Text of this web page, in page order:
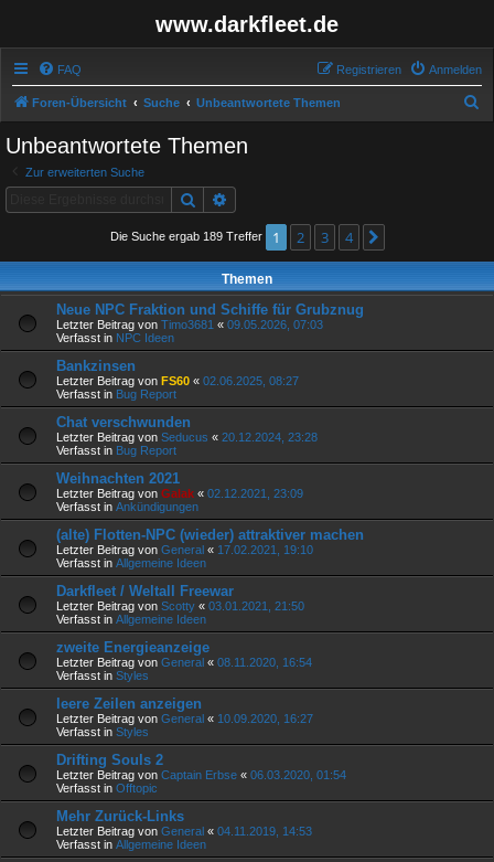
www.darkfleet.de
FAQ Anmelden
Registrieren
Foren-Übersicht Suche Unbeantwortete Themen
Unbeantwortete Themen
Zur erweiterten Suche
Suche
Die Suche ergab 189 Treffer 1 2 3 4
Themen
Neue NPC Fraktion und Schiffe für Grubznug
Letzter Beitrag von Timo3681 « 09.05.2026, 07:03
Verfasst in NPC Ideen
Bankzinsen
Letzter Beitrag von FS60 « 02.06.2025, 08:27
Verfasst in Bug Report
Chat verschwunden
Letzter Beitrag von Seducus « 20.12.2024, 23:28
Verfasst in Bug Report
Weihnachten 2021
Letzter Beitrag von Galak « 02.12.2021, 23:09
Verfasst in Ankündigungen
(alte) Flotten-NPC (wieder) attraktiver machen
Letzter Beitrag von General « 17.02.2021, 19:10
Verfasst in Allgemeine Ideen
Darkfleet / Weltall Freewar
Letzter Beitrag von Scotty « 03.01.2021, 21:50
Verfasst in Allgemeine Ideen
zweite Energieanzeige
Letzter Beitrag von General « 08.11.2020, 16:54
Verfasst in Styles
leere Zeilen anzeigen
Letzter Beitrag von General « 10.09.2020, 16:27
Verfasst in Styles
Drifting Souls 2
Letzter Beitrag von Captain Erbse « 06.03.2020, 01:54
Verfasst in Offtopic
Mehr Zurück-Links
Letzter Beitrag von General « 04.11.2019, 14:53
Verfasst in Allgemeine Ideen